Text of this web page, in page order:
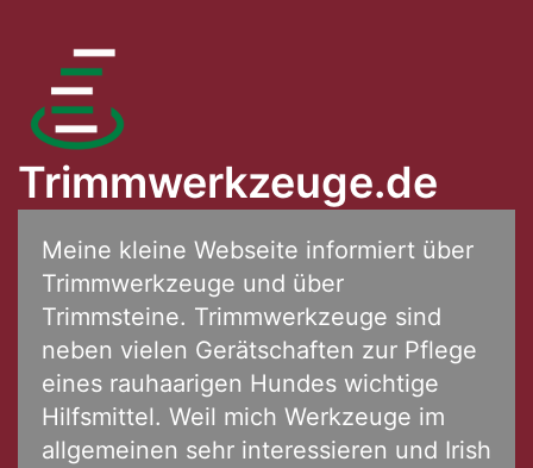
Trimmwerkzeuge.de
Meine kleine Webseite informiert über
Trimmwerkzeuge und über
Trimmsteine. Trimmwerkzeuge sind
neben vielen Gerätschaften zur Pflege
eines rauhaarigen Hundes wichtige
Hilfsmittel. Weil mich Werkzeuge im
allgemeinen sehr interessieren und Irish